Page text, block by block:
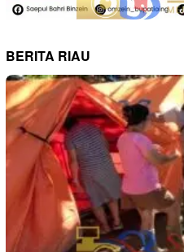
BERITA RIAU